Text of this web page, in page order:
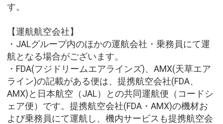
す。
【運航航空会社】
・JALグループ内のほかの運航会社・乗務員にて運
航となる場合がございます。
・FDA(フジドリームエアラインズ)、AMX(天草エア
ライン)の記載がある便は、提携航空会社(FDA、
AMX)と日本航空（JAL）との共同運航便（コードシ
ェア便）です。提携航空会社(FDA・AMX)の機材お
よび乗務員にて運航し、機内サービスも提携航空会